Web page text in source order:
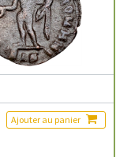
Ajouter au panier